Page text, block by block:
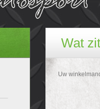
Wat
Uw